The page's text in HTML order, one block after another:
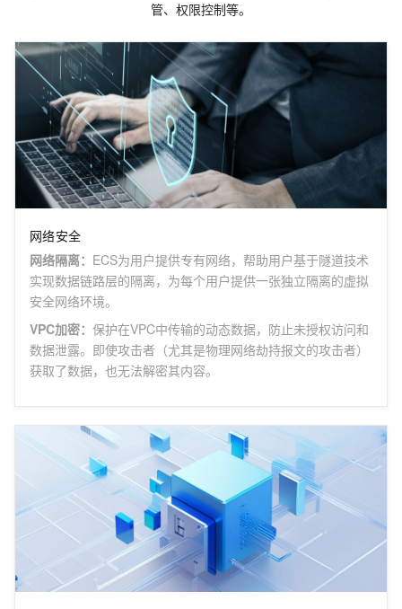
管、权限控制等。
网络安全
网络隔离： ECS为用户提供专有网络，帮助用户基于隧道技术
实现数据链路层的隔离，为每个用户提供一张独立隔离的虚拟
安全网络环境。
VPC加密： 保护在VPC中传输的动态数据，防止未授权访问和
数据泄露。即使攻击者（尤其是物理网络劫持报文的攻击者）
获取了数据，也无法解密其内容。